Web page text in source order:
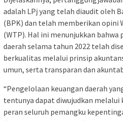
adalah LPj yang telah diaudit oleh
(BPK) dan telah memberikan opini
(WTP). Hal ini menunjukkan bahwa
daerah selama tahun 2022 telah
berkualitas melalui prinsip
umun, serta transparan dan
“Pengelolaan keuangan daerah
tentunya dapat diwujudkan melalui
peran seluruh pemangku